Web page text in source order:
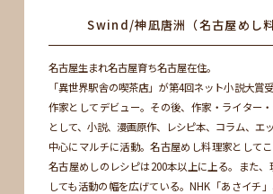
Swind/神凪唐洲（名古屋めし料
名古屋生まれ名古屋育ち名古屋在住。
「異世界駅舎の喫茶店」が第4回ネット小説大賞
作家としてデビュー。その後、作家・ライター
として、小説、漫画原作、レシピ本、コラム、エ
中心にマルチに活動。名古屋めし料理家として
名古屋めしのレシピは200本以上に上る。また
しても活動の幅を広げている。NHK「あさイチ